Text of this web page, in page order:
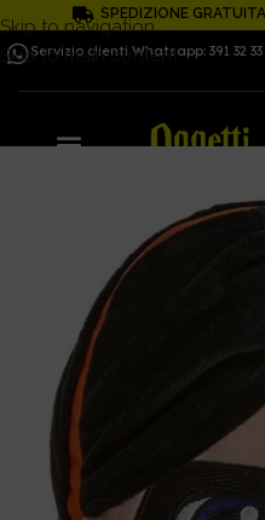
Skip to navigation
Skip to main content
SPEDIZIONE
Servizio clienti Whatsapp: 391 32 33